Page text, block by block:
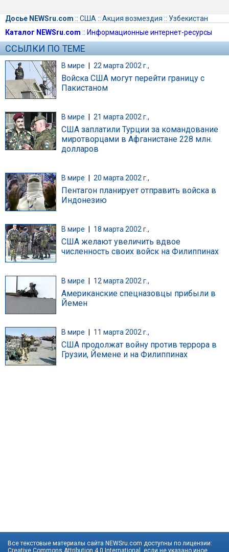
Досье NEWSru.com :: США :: Акция возмездия :: Узбекистан
Каталог NEWSru.com :: Информационные интернет-ресурсы
ССЫЛКИ ПО ТЕМЕ
В мире | 22 марта 2002 г.,
Войска США могут перейти границу с
Пакистаном
В мире 21 марта 2002 г.,
США заплатили Турции за командование
миротворцами в Афганистане 228 млн.
долларов
В мире 20 марта 2002 г.,
Пентагон планирует отправить войска в
Индонезию
В мире 18 марта 2002 г.,
США желают увеличить вдвое
численность своих войск на Филиппинах
В мире | 12 марта 2002 г.,
Американские спецназовцы прибыли в
Йемен
В мире 11 марта 2002 г.,
США продолжат войну против террора в
Грузии, Йемене и на Филиппинах
Все текстовые материалы сайта NEWSru.com доступны по лицензии:
Creative Commons Attribution 4.0 International
, если не указано иное.